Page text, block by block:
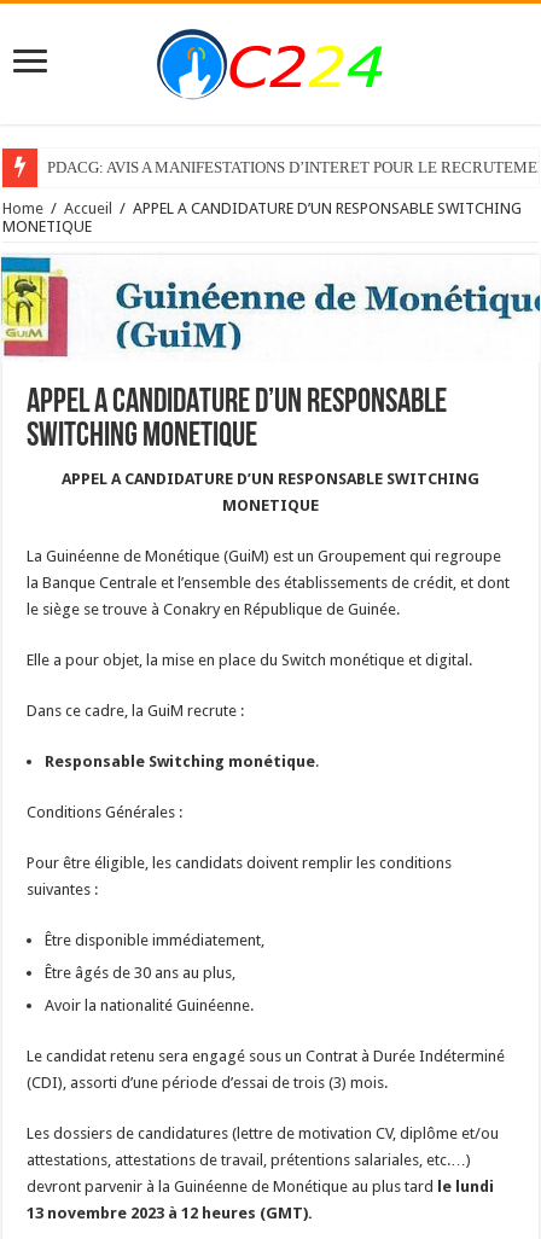
PDACG: AVIS A MANIFESTATIONS D’INTERET POUR LE
Home / Accueil / APPEL A CANDIDATURE D’UN RESPONSABLE SWITCHING
MONETIQUE
APPEL A CANDIDATURE D’UN RESPONSABLE
SWITCHING MONETIQUE
APPEL A CANDIDATURE D’UN RESPONSABLE SWITCHING
MONETIQUE
La Guinéenne de Monétique (GuiM) est un Groupement qui regroupe
la Banque Centrale et l’ensemble des établissements de crédit, et dont
le siège se trouve à Conakry en République de Guinée.
Elle a pour objet, la mise en place du Switch monétique et digital.
Dans ce cadre, la GuiM recrute :
Responsable Switching monétique.
Conditions Générales :
Pour être éligible, les candidats doivent remplir les conditions
suivantes :
Être disponible immédiatement,
Être âgés de 30 ans au plus,
Avoir la nationalité Guinéenne.
Le candidat retenu sera engagé sous un Contrat à Durée Indéterminé
(CDI), assorti d’une période d’essai de trois (3) mois.
Les dossiers de candidatures (lettre de motivation CV, diplôme et/ou
attestations, attestations de travail, prétentions salariales, etc.…)
devront parvenir à la Guinéenne de Monétique au plus tard
le lundi
13 novembre 2023 à 12 heures (GMT).